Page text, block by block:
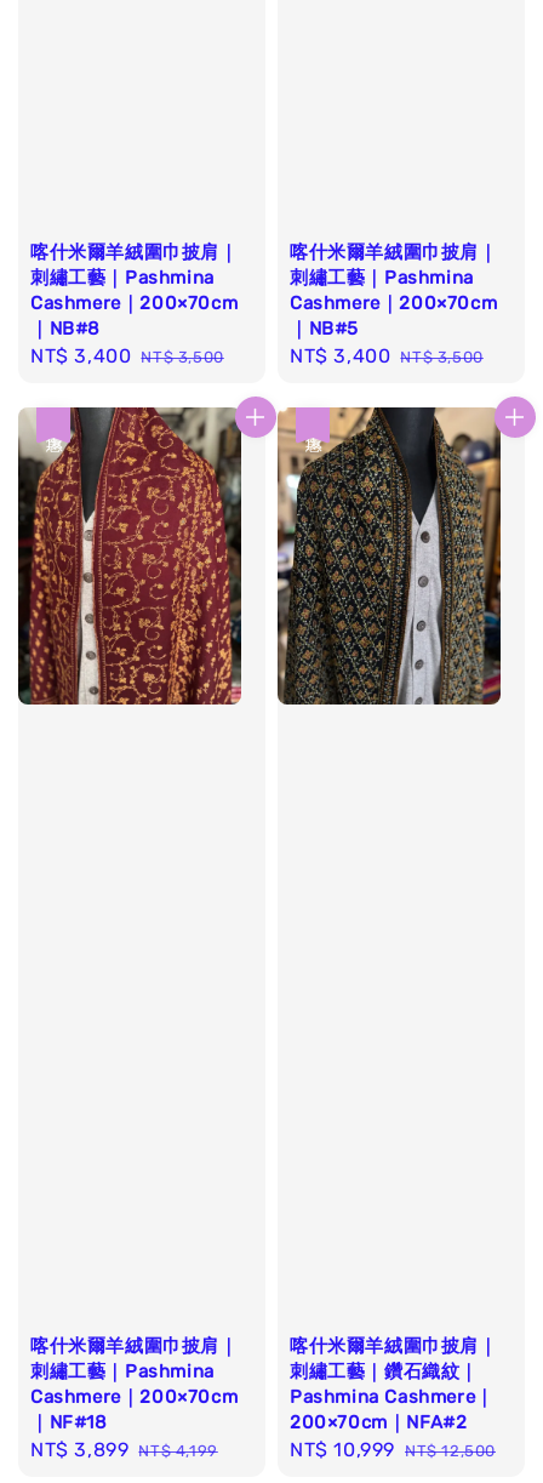
喀什米爾羊絨圍巾披肩｜
刺繡工藝｜Pashmina
Cashmere｜200×70cm
｜NB#8
Sale
NT$ 3,400 Regular
NT$ 3,500
喀什米爾羊絨圍巾披肩｜
刺繡工藝｜Pashmina
Cashmere｜200×70cm
｜NB#5
Sale
NT$ 3,400 Regular
NT$ 3,500
喀什米爾羊絨圍巾披肩｜
刺繡工藝｜Pashmina
Cashmere｜200×70cm
｜NF#18
Sale
NT$ 3,899 Regular
NT$ 4,199
喀什米爾羊絨圍巾披肩｜
刺繡工藝｜鑽石織紋｜
Pashmina Cashmere｜
200×70cm｜NFA#2
Sale
NT$ 10,999 Regular
NT$ 12,500